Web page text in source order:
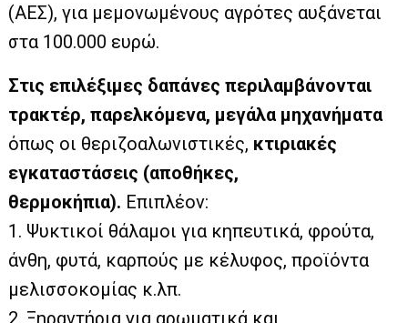
(ΑΕΣ), για μεμονωμένους αγρότες αυξάνεται
στα 100.000 ευρώ.
Στις επιλέξιµες δαπάνες περιλαµβάνονται
τρακτέρ, παρελκόµενα, µεγάλα µηχανήµατα
όπως οι θεριζοαλωνιστικές, κτιριακές
εγκαταστάσεις (αποθήκες,
θερµοκήπια). Επιπλέον:
1. Ψυκτικοί θάλαµοι για κηπευτικά, φρούτα,
άνθη, φυτά, καρπούς µε κέλυφος, προϊόντα
µελισσοκοµίας κ.λπ.
2. Ξηραντήρια για αρωµατικά και